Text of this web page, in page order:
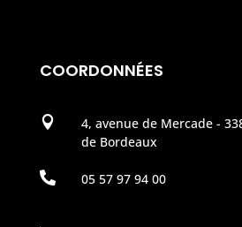
COORDONNÉES

4, avenue de Mercade -
de Bordeaux
 05 57 97 94 00